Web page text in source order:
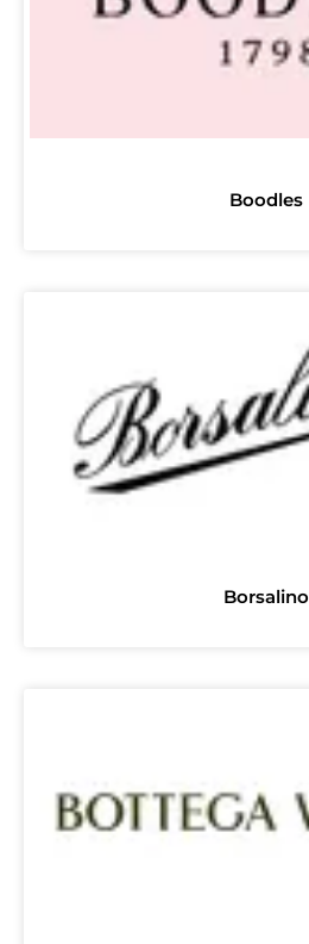
Boodles
Borsalino